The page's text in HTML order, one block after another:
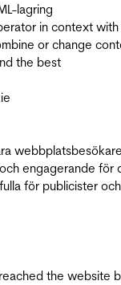
lagring
in context with
or change
the best
engagerande för
för publicister och
the website